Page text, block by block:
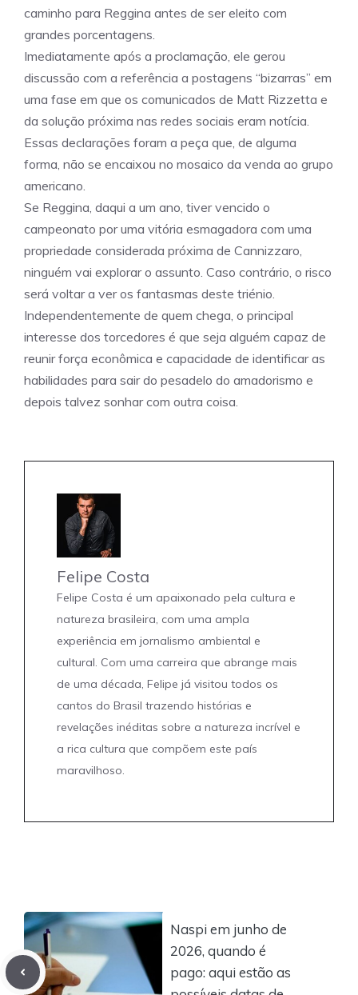
caminho para Reggina antes de ser eleito com
grandes porcentagens.
Imediatamente após a proclamação, ele gerou
discussão com a referência a postagens “bizarras” em
uma fase em que os comunicados de Matt Rizzetta e
da solução próxima nas redes sociais eram notícia.
Essas declarações foram a peça que, de alguma
forma, não se encaixou no mosaico da venda ao grupo
americano.
Se Reggina, daqui a um ano, tiver vencido o
campeonato por uma vitória esmagadora com uma
propriedade considerada próxima de Cannizzaro,
ninguém vai explorar o assunto. Caso contrário, o risco
será voltar a ver os fantasmas deste triénio.
Independentemente de quem chega, o principal
interesse dos torcedores é que seja alguém capaz de
reunir força econômica e capacidade de identificar as
habilidades para sair do pesadelo do amadorismo e
depois talvez sonhar com outra coisa.
Felipe Costa
Felipe Costa é um apaixonado pela cultura e
natureza brasileira, com uma ampla
experiência em jornalismo ambiental e
cultural. Com uma carreira que abrange mais
de uma década, Felipe já visitou todos os
cantos do Brasil trazendo histórias e
revelações inéditas sobre a natureza incrível e
a rica cultura que compõem este país
maravilhoso.
Naspi em junho de
2026, quando é
pago: aqui estão as